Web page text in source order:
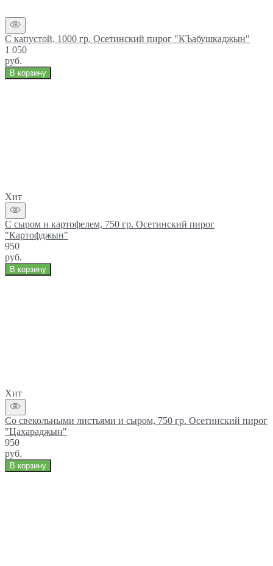
С капустой, 1000 гр. Осетинский пирог "КЪабушкаджын"
1 050
руб.
В корзину
Хит
С сыром и картофелем, 750 гр. Осетинский пирог
"Картофджын"
950
руб.
В корзину
Хит
Со свекольными листьями и сыром, 750 гр. Осетинский пирог
"Цахараджын"
950
руб.
В корзину